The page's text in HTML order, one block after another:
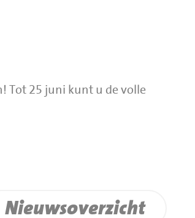
Tot 25 juni kunt u de volle
Nieuwsoverzicht